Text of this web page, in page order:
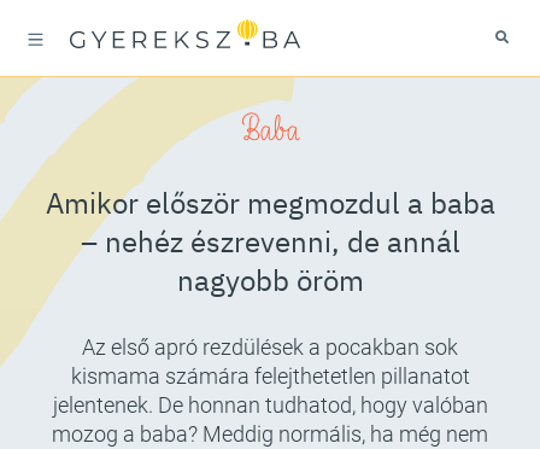
Baba
Amikor először megmozdul a baba
– nehéz észrevenni, de annál
nagyobb öröm
Az első apró rezdülések a pocakban sok
kismama számára felejthetetlen pillanatot
jelentenek. De honnan tudhatod, hogy valóban
mozog a baba? Meddig normális, ha még nem